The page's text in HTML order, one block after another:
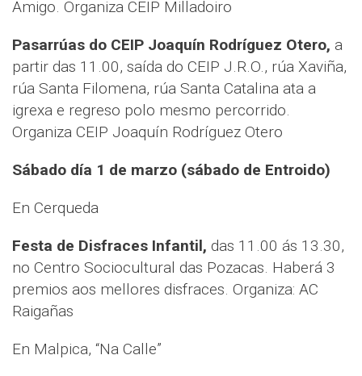
Amigo. Organiza CEIP Milladoiro
Pasarrúas do CEIP Joaquín Rodríguez Otero, a
partir das 11.00, saída do CEIP J.R.O., rúa Xaviña,
rúa Santa Filomena, rúa Santa Catalina ata a
igrexa e regreso polo mesmo percorrido.
Organiza CEIP Joaquín Rodríguez Otero
Sábado día 1 de marzo (sábado de Entroido)
En Cerqueda
Festa de Disfraces Infantil, das 11.00 ás 13.30,
no Centro Sociocultural das Pozacas. Haberá 3
premios aos mellores disfraces. Organiza: AC
Raigañas
En Malpica, “Na Calle”